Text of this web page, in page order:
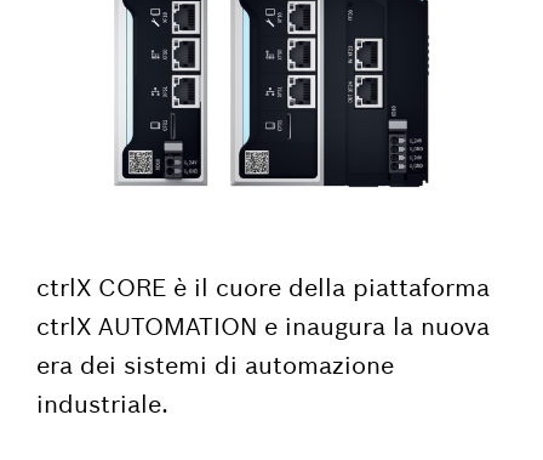
ctrlX CORE è il cuore della piattaforma
ctrlX AUTOMATION e inaugura la nuova
era dei sistemi di automazione
industriale.